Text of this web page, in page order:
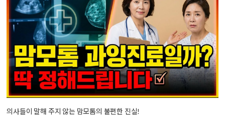
의사들이 말해 주지 않는 맘모톰의 불편한 진실!